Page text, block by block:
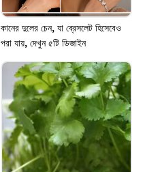
কানের দুলের চেন, যা ব্রেসলেট হিসেবেও
পরা যায়, দেখুন ৫টি ডিজাইন